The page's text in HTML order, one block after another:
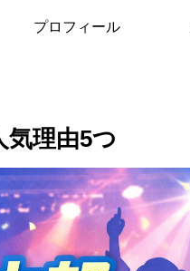
プロフィール
理由5つ